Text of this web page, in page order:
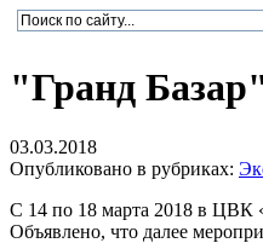
"Гранд
03.03.2018
Опубликовано в рубриках:
С 14 по 18 марта 2018 в ЦВК
Объявлено, что далее